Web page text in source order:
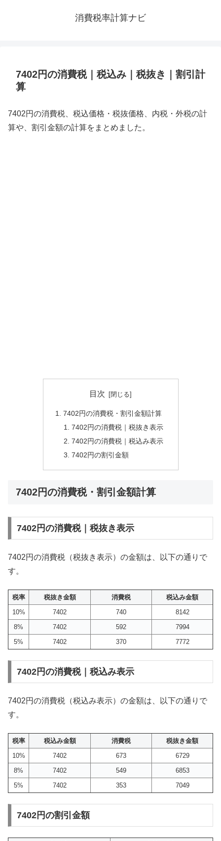
消費税率計算ナビ
7402円の消費税｜税込み｜税抜き｜割引計
算
7402円の消費税、税込価格・税抜価格、内税・外税の計
算や、割引金額の計算をまとめました。
目次
7402円の消費税・割引金額計算
7402円の消費税｜税抜き表示
7402円の消費税｜税込み表示
7402円の割引金額
7402円の消費税・割引金額計算
7402円の消費税｜税抜き表示
7402円の消費税（税抜き表示）の金額は、以下の通りで
す。
税率 税抜き金額 消費税
税込み金額
10%
7402 740
8142
8%
7402 592
7994
5%
7402 370 7772
7402円の消費税｜税込み表示
7402円の消費税（税込み表示）の金額は、以下の通りで
す。
税率 税込み金額 消費税
税抜き金額
10%
7402 673
6729
8%
7402 549
6853
5%
7402 353 7049
7402円の割引金額